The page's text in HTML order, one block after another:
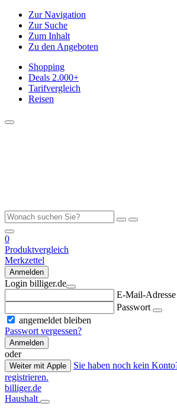
Zur Navigation
Zur Suche
Zum Inhalt
Zu den Angeboten
Shopping
Deals 2.000+
Tarifvergleich
Reisen
0
Produktvergleich
Merkzettel
Anmelden
Login billiger.de
E-Mail-Adresse
Passwort
angemeldet bleiben
Passwort vergessen?
Anmelden
oder
Weiter mit Apple
Sie haben noch kein
registrieren.
billiger.de
Haushalt